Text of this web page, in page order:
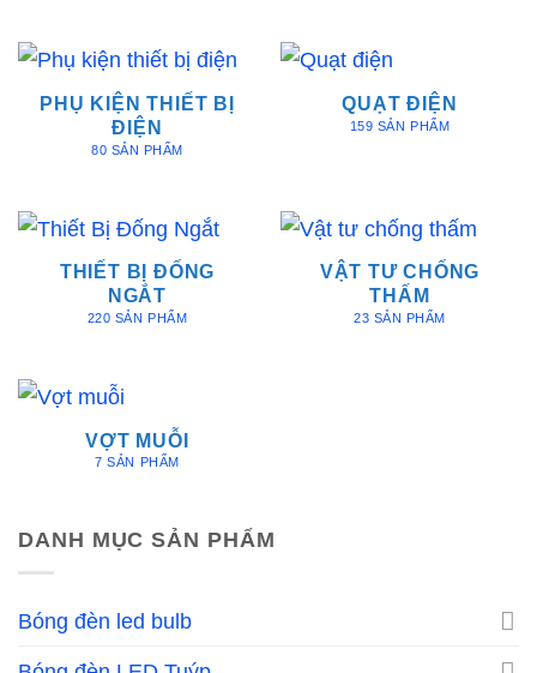
PHỤ KIỆN THIẾT BỊ
ĐIỆN
80 SẢN PHẨM
QUẠT ĐIỆN
159 SẢN PHẨM
THIẾT BỊ ĐỐNG
NGẮT
220 SẢN PHẨM
VẬT TƯ CHỐNG
THẤM
23 SẢN PHẨM
VỢT MUỖI
7 SẢN PHẨM
DANH MỤC SẢN PHẨM
Bóng đèn led bulb